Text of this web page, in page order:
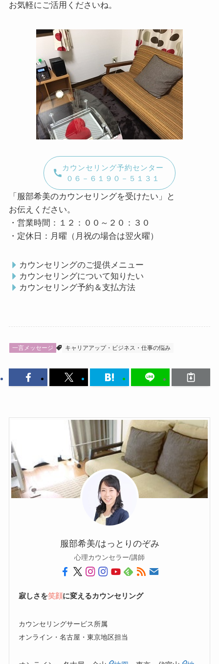
お気軽にご活用くださいね。
カウンセリング予約センター
０６－６１９０－５１３１
「服部希美のカウンセリングを受けたい」と
お伝えください。
・営業時間：１２：００～２０：３０
・定休日：月曜（月祝の場合は翌火曜）
カウンセリングのご提供メニュー
カウンセリングについて知りたい
カウンセリング予約＆支払方法
一言メッセージ キャリアアップ・ビジネス・仕事の悩み
服部希美/はっとりのぞみ
心理カウンセラー/講師
寂しさを笑顔に変えるカウンセリング
カウンセリングサービス所属
オンライン・名古屋・東京地区担当